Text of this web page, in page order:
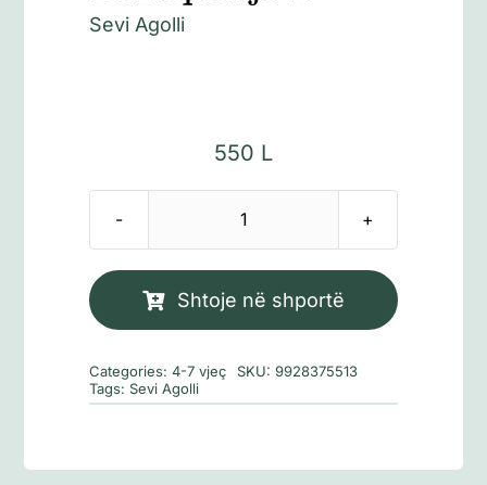
Sevi Agolli
550 L
Sasi
e
Shtoje në shportë
Categories:4-7 vjeç SKU:9928375513
Tags: Sevi Agolli